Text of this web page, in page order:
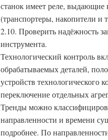
станок имеет реле, выдающие
(транспортеры, накопители и
2.10. Проверить надёжность
инструмента.
Технологический контроль
обрабатываемых деталей,
устройств технологического
переключение отдельных
Тренды можно
направленности и времени
подробнее. По